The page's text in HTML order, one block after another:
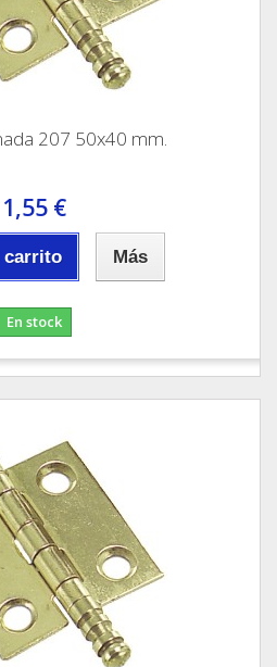
207 50x40 mm.
1,55 €
carrito Más
En stock